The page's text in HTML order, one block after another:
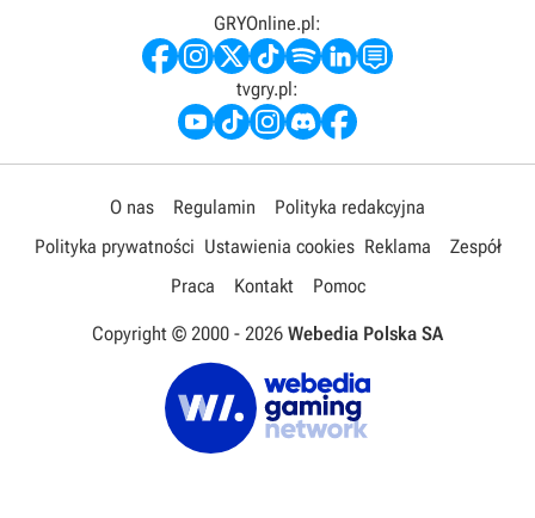
GRYOnline.pl:
tvgry.pl:
O nas Regulamin
Polityka redakcyjna
Polityka prywatności Ustawienia cookies Reklama
Zespół
Praca
Kontakt Pomoc
Copyright © 2000 - 2026 Webedia Polska SA